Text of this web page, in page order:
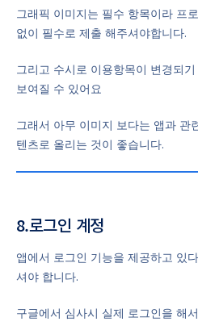
그래픽 이미지는 필수 항목이라 프
없이 필수로 제출 해주셔야합니다.
그리고 수시로 이용항목이 변경되
보여질 수 있어요
그래서 아무 이미지 보다는 앱과 관
텐츠로 올리는 것이 좋습니다.
8.로그인 계정
앱에서 로그인 기능을 제공하고 있
셔야 합니다.
구글에서 심사시 실제 로그인을 해